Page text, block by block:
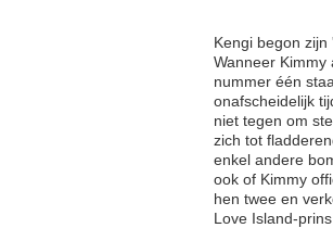
Kengi begon
Wanneer
nummer één
onafscheidelijk
niet tegen om
zich tot
enkel andere
ook of Kimmy
hen twee en
Love Island-